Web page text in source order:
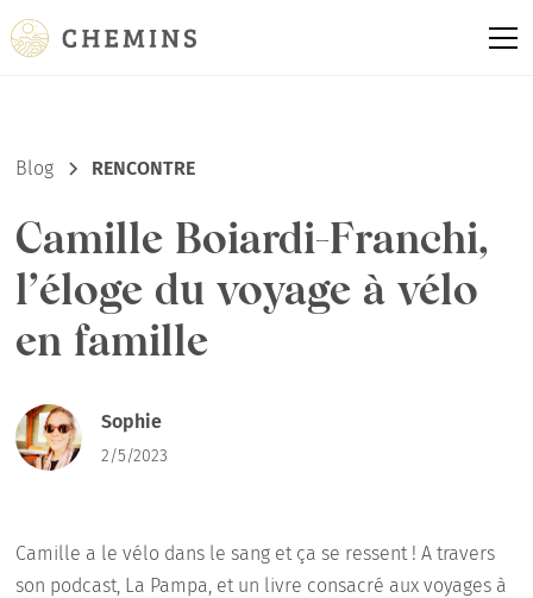
Blog RENCONTRE
Camille Boiardi-Franchi,
l’éloge du voyage à vélo
en famille
Sophie
2/5/2023
Camille a le vélo dans le sang et ça se ressent ! A travers
son podcast, La Pampa, et un livre consacré aux voyages à